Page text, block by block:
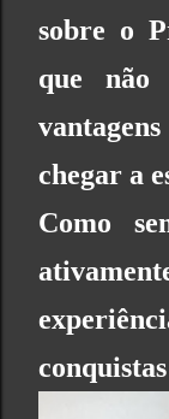
sobre o
que não
chegar a
Como